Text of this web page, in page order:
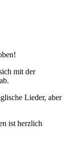
mit der
Lieder, aber
ist herzlich